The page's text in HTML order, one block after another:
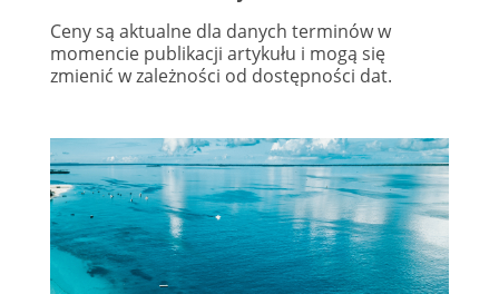
Ceny są aktualne dla danych terminów w
momencie publikacji artykułu i mogą się
zmienić w zależności od dostępności dat.